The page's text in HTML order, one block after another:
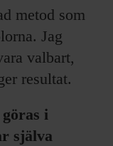
metod som
Jag
valbart,
resultat.
i
själva